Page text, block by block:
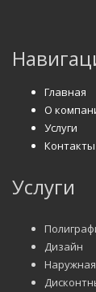
Главная
О
Услуги
Контакты
Услуги
Дизайн